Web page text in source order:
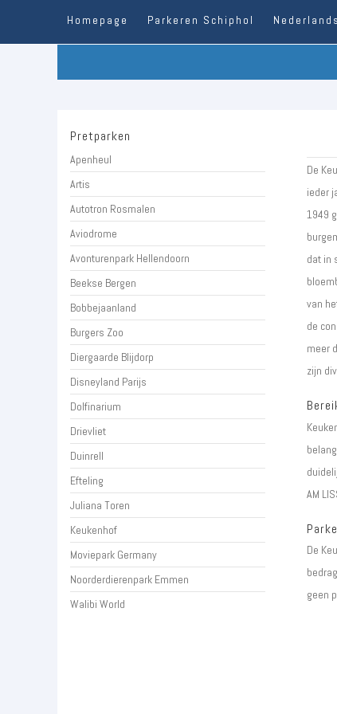
Homepage Parkeren Schiphol
Pretparken
Apenheul
Artis
Autotron Rosmalen
Aviodrome
Avonturenpark Hellendoorn
Beekse Bergen
Bobbejaanland
Burgers Zoo
Diergaarde Blijdorp
Disneyland Parijs
Dolfinarium
Drievliet
Duinrell
Efteling
Juliana Toren
Keukenhof
Moviepark Germany
Noorderdierenpark Emmen
Walibi World
De
ieder
1949
dat in
van
de
meer
zijn
AM
De
geen